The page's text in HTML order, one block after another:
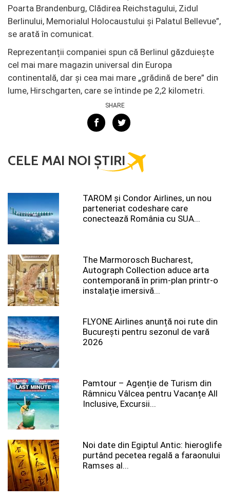
Poarta Brandenburg, Clădirea Reichstagului, Zidul
Berlinului, Memorialul Holocaustului și Palatul Bellevue”,
se arată în comunicat.
Reprezentanții companiei spun că Berlinul găzduiește
cel mai mare magazin universal din Europa
continentală, dar și cea mai mare „grădină de bere” din
lume, Hirschgarten, care se întinde pe 2,2 kilometri.
SHARE
CELE MAI NOI ȘTIRI
TAROM şi Condor Airlines, un nou
parteneriat codeshare care
conectează România cu SUA...
The Marmorosch Bucharest,
Autograph Collection aduce arta
contemporană în prim-plan printr-o
instalație imersivă...
FLYONE Airlines anunță noi rute din
București pentru sezonul de vară
2026
Pamtour – Agenție de Turism din
Râmnicu Vâlcea pentru Vacanțe All
Inclusive, Excursii...
Noi date din Egiptul Antic: hieroglife
purtând pecetea regală a faraonului
Ramses al...